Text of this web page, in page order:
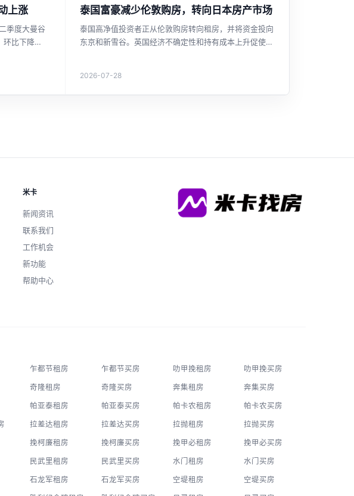
上涨
季度大曼谷
环比下降
潜力。对于
是重要的市场
泰国富豪减少伦敦购房，转向日本房产市场
泰国高净值投资者正从伦敦购房转向租房，并将资金投向
东京和新雪谷。英国经济不确定性和持有成本上升促使调
2026-07-28
米卡
新闻资讯
联系我们
工作机会
新功能
帮助中心
乍都节租房 乍都节买房 叻甲挽租房 叻甲挽买房
奇隆租房 奇隆买房 奔集租房 奔集买房
帕亚泰租房 帕亚泰买房 帕卡农租房 帕卡农买房
拉差达租房 拉差达买房 拉抛租房 拉抛买房
挽柯廉租房 挽柯廉买房 挽甲必租房 挽甲必买房
民武里租房 民武里买房 水门租房 水门买房
石龙军租房 石龙军买房 空堤租房 空堤买房